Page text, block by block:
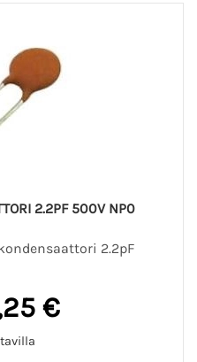
2.2PF 500V NP0
2.2pF
€